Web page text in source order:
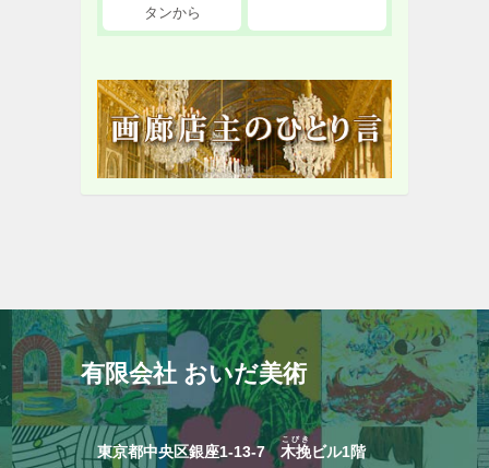
タンから
有限会社 おいだ美術
東京都中央区銀座1-13-7木挽
こびき
ビル1階